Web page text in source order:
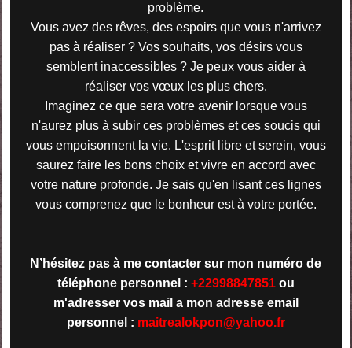
problème.
Vous avez des rêves, des espoirs que vous n'arrivez
pas à réaliser ? Vos souhaits, vos désirs vous
semblent inaccessibles ? Je peux vous aider à
réaliser vos vœux les plus chers.
Imaginez ce que sera votre avenir lorsque vous
n'aurez plus à subir ces problèmes et ces soucis qui
vous empoisonnent la vie. L'esprit libre et serein, vous
saurez faire les bons choix et vivre en accord avec
votre nature profonde. Je sais qu'en lisant ces lignes
vous comprenez que le bonheur est à votre portée.
N’hésitez pas à me contacter sur mon numéro de
téléphone personnel : +22998847851ou
m'adresser vos mail a mon adresse email
personnel : maitrealokpon@yahoo.fr